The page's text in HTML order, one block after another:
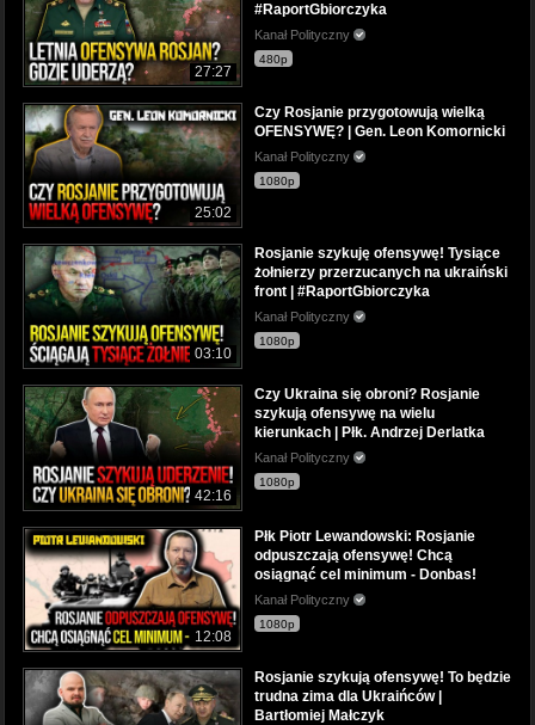
27:27
#RaportGbiorczyka
Kanał Polityczny
480p
25:02
Czy Rosjanie przygotowują wielką
OFENSYWĘ? | Gen. Leon Komornicki
Kanał Polityczny
1080p
03:10
Rosjanie szykuję ofensywę! Tysiące
żołnierzy przerzucanych na ukraiński
front | #RaportGbiorczyka
Kanał Polityczny
1080p
42:16
Czy Ukraina się obroni? Rosjanie
szykują ofensywę na wielu
kierunkach | Płk. Andrzej Derlatka
Kanał Polityczny
1080p
12:08
Płk Piotr Lewandowski: Rosjanie
odpuszczają ofensywę! Chcą
osiągnąć cel minimum - Donbas!
Kanał Polityczny
1080p
Rosjanie szykują ofensywę! To będzie
trudna zima dla Ukraińców |
Bartłomiej Małczyk